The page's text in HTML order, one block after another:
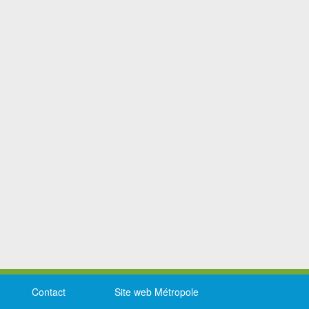
Contact Site web Métropole